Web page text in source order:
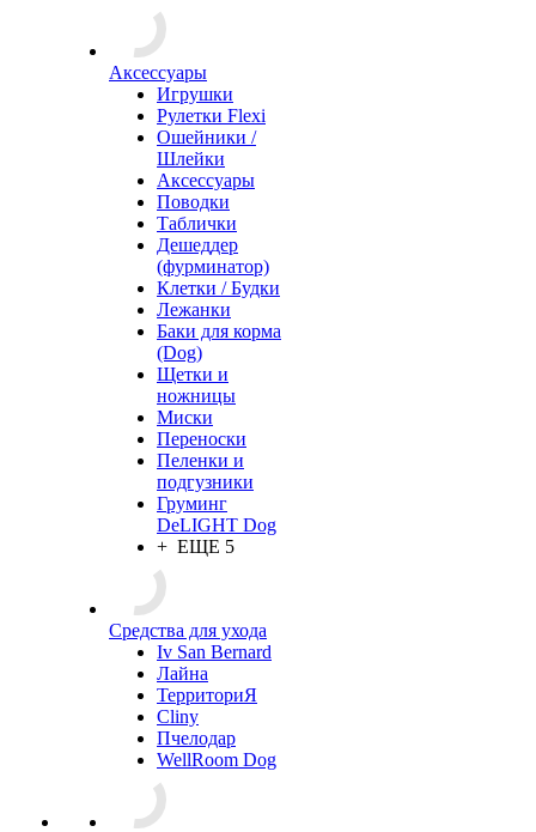
Аксессуары
Игрушки
Рулетки Flexi
Ошейники /
Шлейки
Аксессуары
Поводки
Таблички
Дешеддер
(фурминатор)
Клетки / Будки
Лежанки
Баки для корма
(Dog)
Щетки и
ножницы
Миски
Переноски
Пеленки и
подгузники
Груминг
DeLIGHT Dog
+ ЕЩЕ 5
Средства для ухода
Iv San Bernard
Лайна
ТерриториЯ
Cliny
Пчелодар
WellRoom Dog